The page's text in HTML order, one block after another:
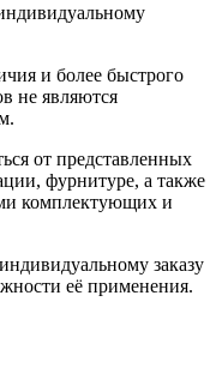
и более быстрого
не являются
от представленных
фурнитуре, а также
комплектующих и
заказу
её применения.